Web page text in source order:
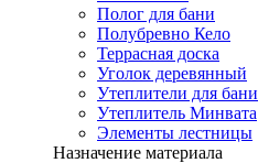
Полог для бани
Полубревно Кело
Террасная доска
Уголок деревянный
Утеплители для бани
Утеплитель Минвата
Элементы лестницы
Назначение материала